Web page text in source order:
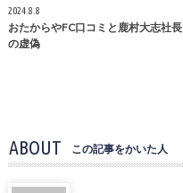
2024.8.8
おたからやFC口コミと鹿村大志社長
の虚偽
ABOUT この記事をかいた人